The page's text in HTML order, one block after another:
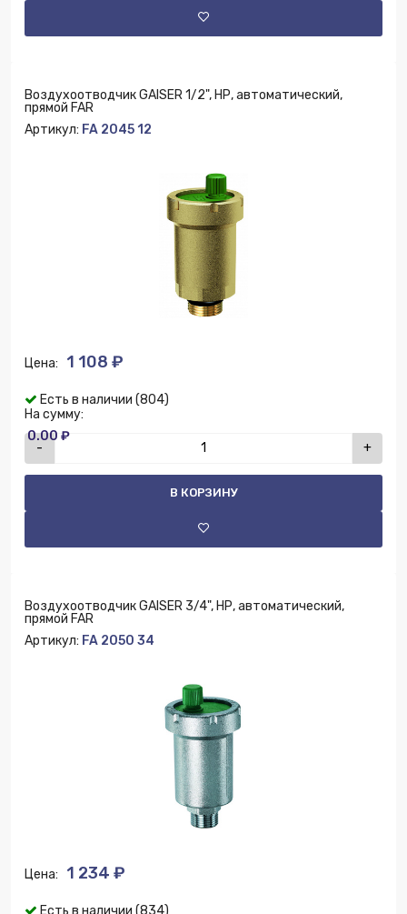
Воздухоотводчик GAISER 1/2", НР, автоматический,
прямой FAR
Артикул: FA 2045 12
Цена: 1 108 ₽
Есть в наличии (804)
На сумму:
0.00 ₽
- +
В КОРЗИНУ
Воздухоотводчик GAISER 3/4", НР, автоматический,
прямой FAR
Артикул: FA 2050 34
Цена: 1 234 ₽
Есть в наличии (834)